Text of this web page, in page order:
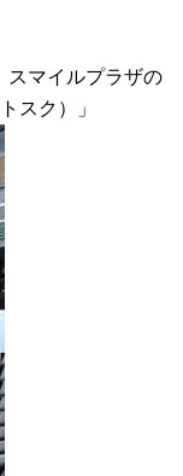
マイルプラザの
スク）」